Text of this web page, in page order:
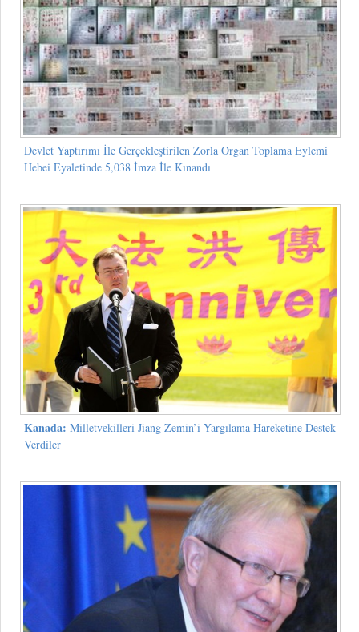
Devlet Yaptırımı İle Gerçekleştirilen Zorla Organ Toplama Eylemi
Hebei Eyaletinde 5,038 İmza İle Kınandı
Kanada: Milletvekilleri Jiang Zemin’i Yargılama Hareketine Destek
Verdiler